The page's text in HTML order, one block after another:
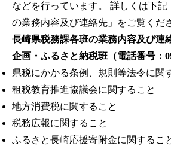
などを行っています。 詳しくは下記
の業務内容及び連絡先」をご覧くだ
長崎県税務課各班の業務内容及び連
企画・ふるさと納税班（電話番号：
県税にかかる条例、規則等法令に関
租税教育推進協議会に関すること
地方消費税に関すること
税務広報に関すること
ふるさと長崎応援寄附金に関するこ